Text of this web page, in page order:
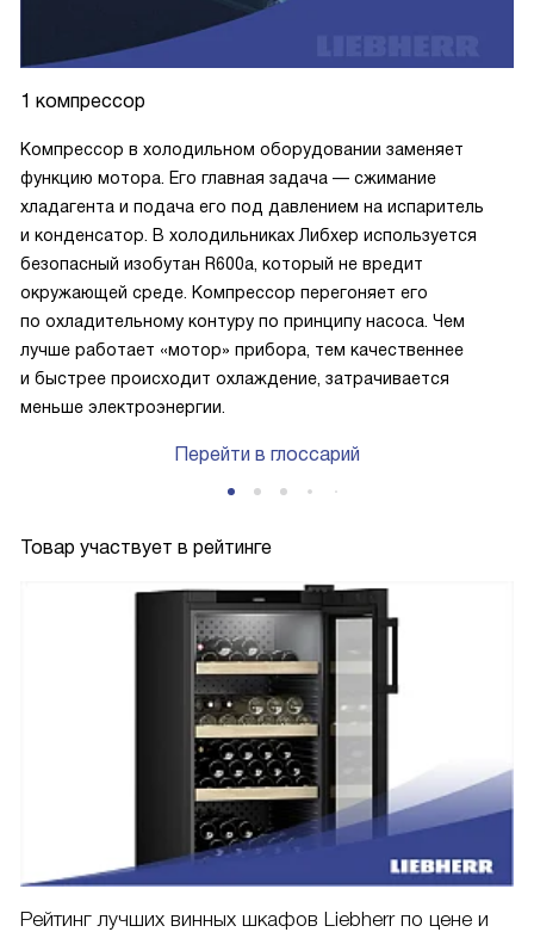
1 компрессор
Компрессор в холодильном оборудовании заменяет
функцию мотора. Его главная задача — сжимание
хладагента и подача его под давлением на испаритель
и конденсатор. В холодильниках Либхер используется
безопасный изобутан R600a, который не вредит
окружающей среде. Компрессор перегоняет его
по охладительному контуру по принципу насоса. Чем
лучше работает «мотор» прибора, тем качественнее
и быстрее происходит охлаждение, затрачивается
меньше электроэнергии.
Перейти в глоссарий
Товар участвует в рейтинге
Рейтинг лучших винных шкафов Liebherr по цене и